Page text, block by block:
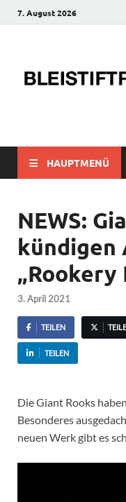
7. August 2026
HAUPTMENÜ
NEWS:
kündigen
„Rookery
3. April 2021
TEILEN
TEILEN
Die Giant Rooks
Besonderes
neuen Werk gibt es